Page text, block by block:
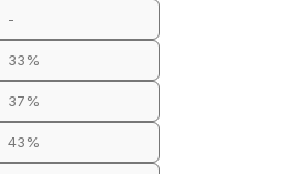
-
33%
37%
43%